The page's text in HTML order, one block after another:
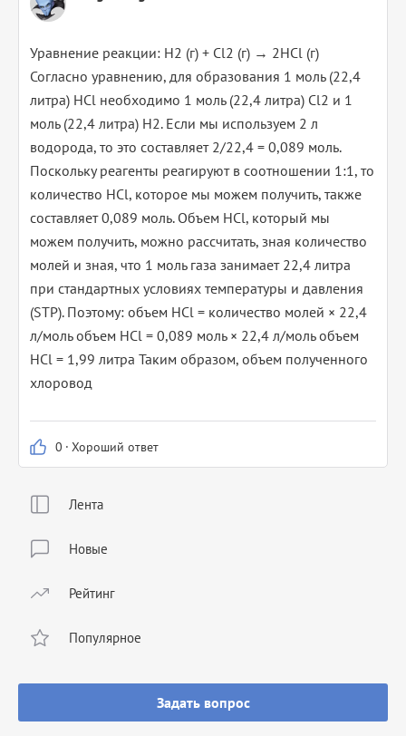
Лента
Новые
Рейтинг
Популярное
Задать вопрос
Уравнение реакции: H2 (г) + Cl2 (г) → 2HCl (г)
Согласно уравнению, для образования 1 моль (22,4
литра) HCl необходимо 1 моль (22,4 литра) Cl2 и 1
моль (22,4 литра) H2. Если мы используем 2 л
водорода, то это составляет 2/22,4 = 0,089 моль.
Поскольку реагенты реагируют в соотношении 1:1, то
количество HCl, которое мы можем получить, также
составляет 0,089 моль. Объем HCl, который мы
можем получить, можно рассчитать, зная количество
молей и зная, что 1 моль газа занимает 22,4 литра
при стандартных условиях температуры и давления
(STP). Поэтому: объем HCl = количество молей × 22,4
л/моль объем HCl = 0,089 моль × 22,4 л/моль объем
HCl = 1,99 литра Таким образом, объем полученного
хлоровод
0 · Хороший ответ